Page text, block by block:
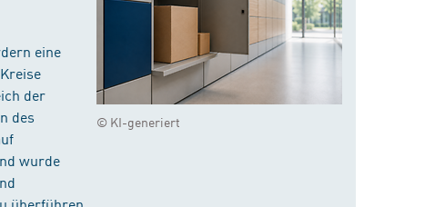
© KI-generiert
eine
der
des
wurde